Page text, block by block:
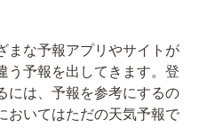
まな予報アプリやサイトが
う予報を出してきます。登
には、予報を参考にするの
おいてはただの天気予報で